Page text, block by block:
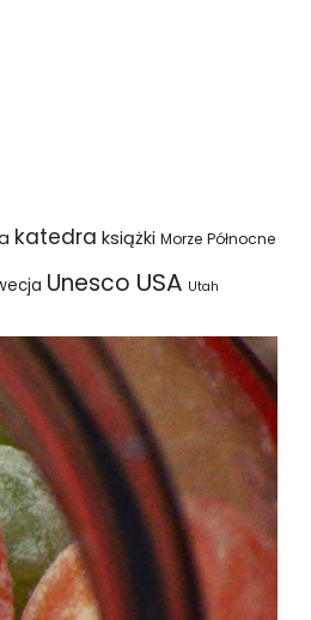
katedra książki Morze Północne
Unesco USA Utah